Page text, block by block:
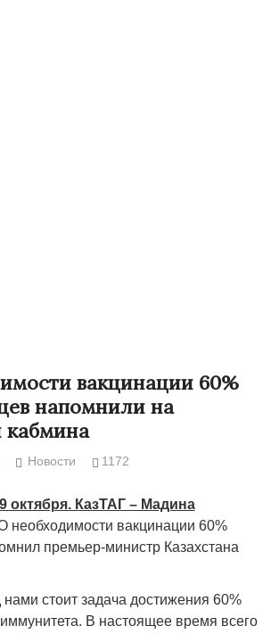
вакцинации 60%
напомнили на
кабмина
Новости 1172
октября. КазТАГ – Мадина
необходимости вакцинации 60%
премьер-министр Казахстана
стоит задача достижения 60%
иммунитета. В настоящее время всего